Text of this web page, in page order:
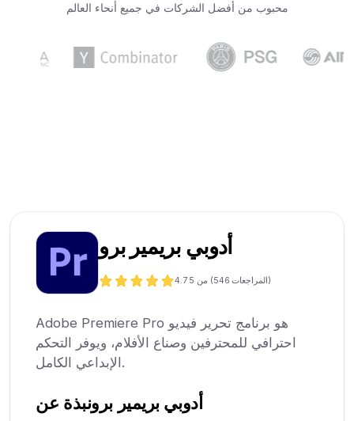
محبوب من أفضل الشركات في جميع أنحاء العالم
أدوبي بريمير برو
4.7 من 5 (546 المراجعات)
Adobe Premiere Pro هو برنامج تحرير فيديو
احترافي للمحترفين وصناع الأفلام، ويوفر التحكم
الإبداعي الكامل.
نبذة عنأدوبي بريمير برو